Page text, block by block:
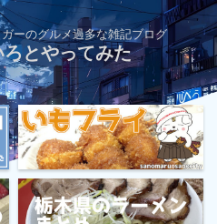
ーのグルメ過多な雑記ブログ
とやってみた